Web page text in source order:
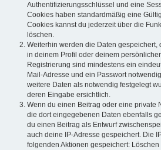
Authentifizierungsschlüssel und eine
Cookies haben standardmäßig eine
Cookies kannst du jederzeit über die
löschen.
Weiterhin werden die Daten gespeichert,
in deinem Profil oder deinem
Registrierung sind mindestens ein
Mail-Adresse und ein Passwort
weitere Daten als notwendig festgelegt
deren Eingabe ersichtlich.
Wenn du einen Beitrag oder eine private
die dort eingegebenen Daten ebenfalls
du einen Beitrag als Entwurf
auch deine IP-Adresse gespeichert. Die
folgenden Aktionen gespeichert: